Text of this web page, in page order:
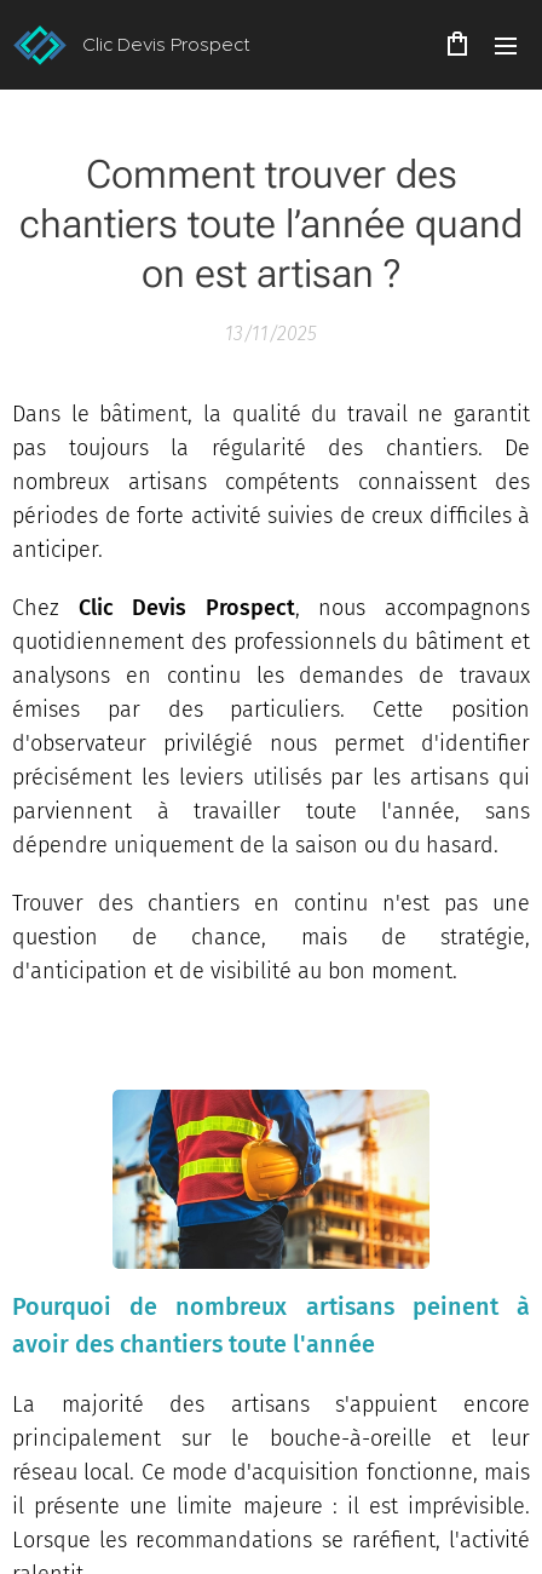
Clic Devis Prospect
Comment trouver des
chantiers toute l’année quand
on est artisan ?
13/11/2025
Dans le bâtiment, la qualité du travail ne garantit
pas toujours la régularité des chantiers. De
nombreux artisans compétents connaissent des
périodes de forte activité suivies de creux difficiles à
anticiper.
Chez Clic Devis Prospect, nous accompagnons
quotidiennement des professionnels du bâtiment et
analysons en continu les demandes de travaux
émises par des particuliers. Cette position
d'observateur privilégié nous permet d'identifier
précisément les leviers utilisés par les artisans qui
parviennent à travailler toute l'année, sans
dépendre uniquement de la saison ou du hasard.
Trouver des chantiers en continu n'est pas une
question de chance, mais de stratégie,
d'anticipation et de visibilité au bon moment.
Pourquoi de nombreux artisans peinent à
avoir des chantiers toute l'année
La majorité des artisans s'appuient encore
principalement sur le bouche-à-oreille et leur
réseau local. Ce mode d'acquisition fonctionne, mais
il présente une limite majeure : il est imprévisible.
Lorsque les recommandations se raréfient, l'activité